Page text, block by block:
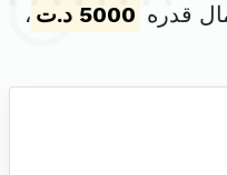
5000 د.ت
،